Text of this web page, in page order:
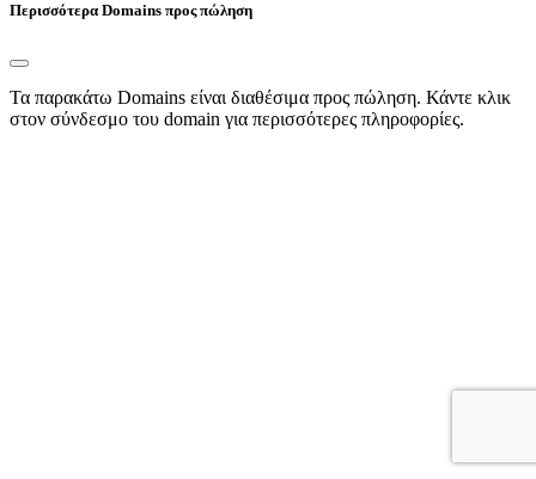
Περισσότερα Domains προς πώληση
Τα παρακάτω Domains είναι διαθέσιμα προς πώληση. Κάντε κλικ
στον σύνδεσμο του domain για περισσότερες πληροφορίες.